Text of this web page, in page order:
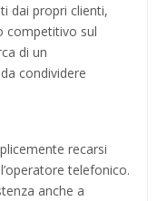
dai propri clienti,
competitivo sul
di un
condividere
recarsi
telefonico.
anche a